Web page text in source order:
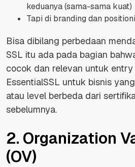
keduanya (sama-sama kuat)
Tapi di branding dan
Bisa dibilang perbedaan
SSL itu ada pada bagian
cocok dan relevan untuk entry
EssentialSSL untuk bisnis
atau level berbeda dari
sebelumnya.
2. Organization
(OV)